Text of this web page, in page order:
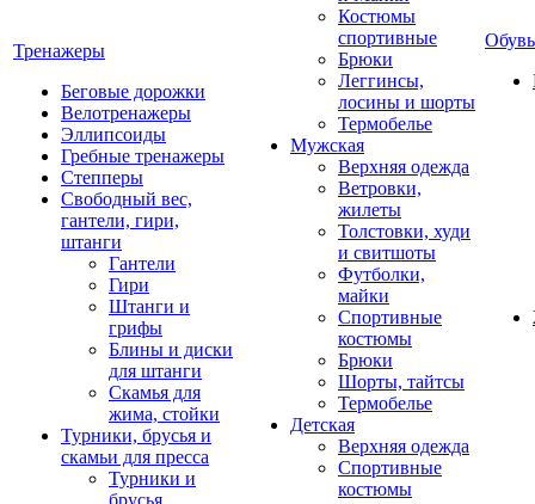
Тренажеры
Беговые дорожки
Велотренажеры
Эллипсоиды
Гребные тренажеры
Степперы
Свободный вес,
гантели, гири,
штанги
Гантели
Гири
Штанги и
грифы
Блины и диски
для штанги
Скамья для
жима, стойки
Турники, брусья и
скамьи для пресса
Турники и
брусья
Костюмы
спортивные
Брюки
Леггинсы,
лосины и шорты
Термобелье
Мужская
Верхняя одежда
Ветровки,
жилеты
Толстовки, худи
и свитшоты
Футболки,
майки
Спортивные
костюмы
Брюки
Шорты, тайтсы
Термобелье
Детская
Верхняя одежда
Спортивные
костюмы
Обувь